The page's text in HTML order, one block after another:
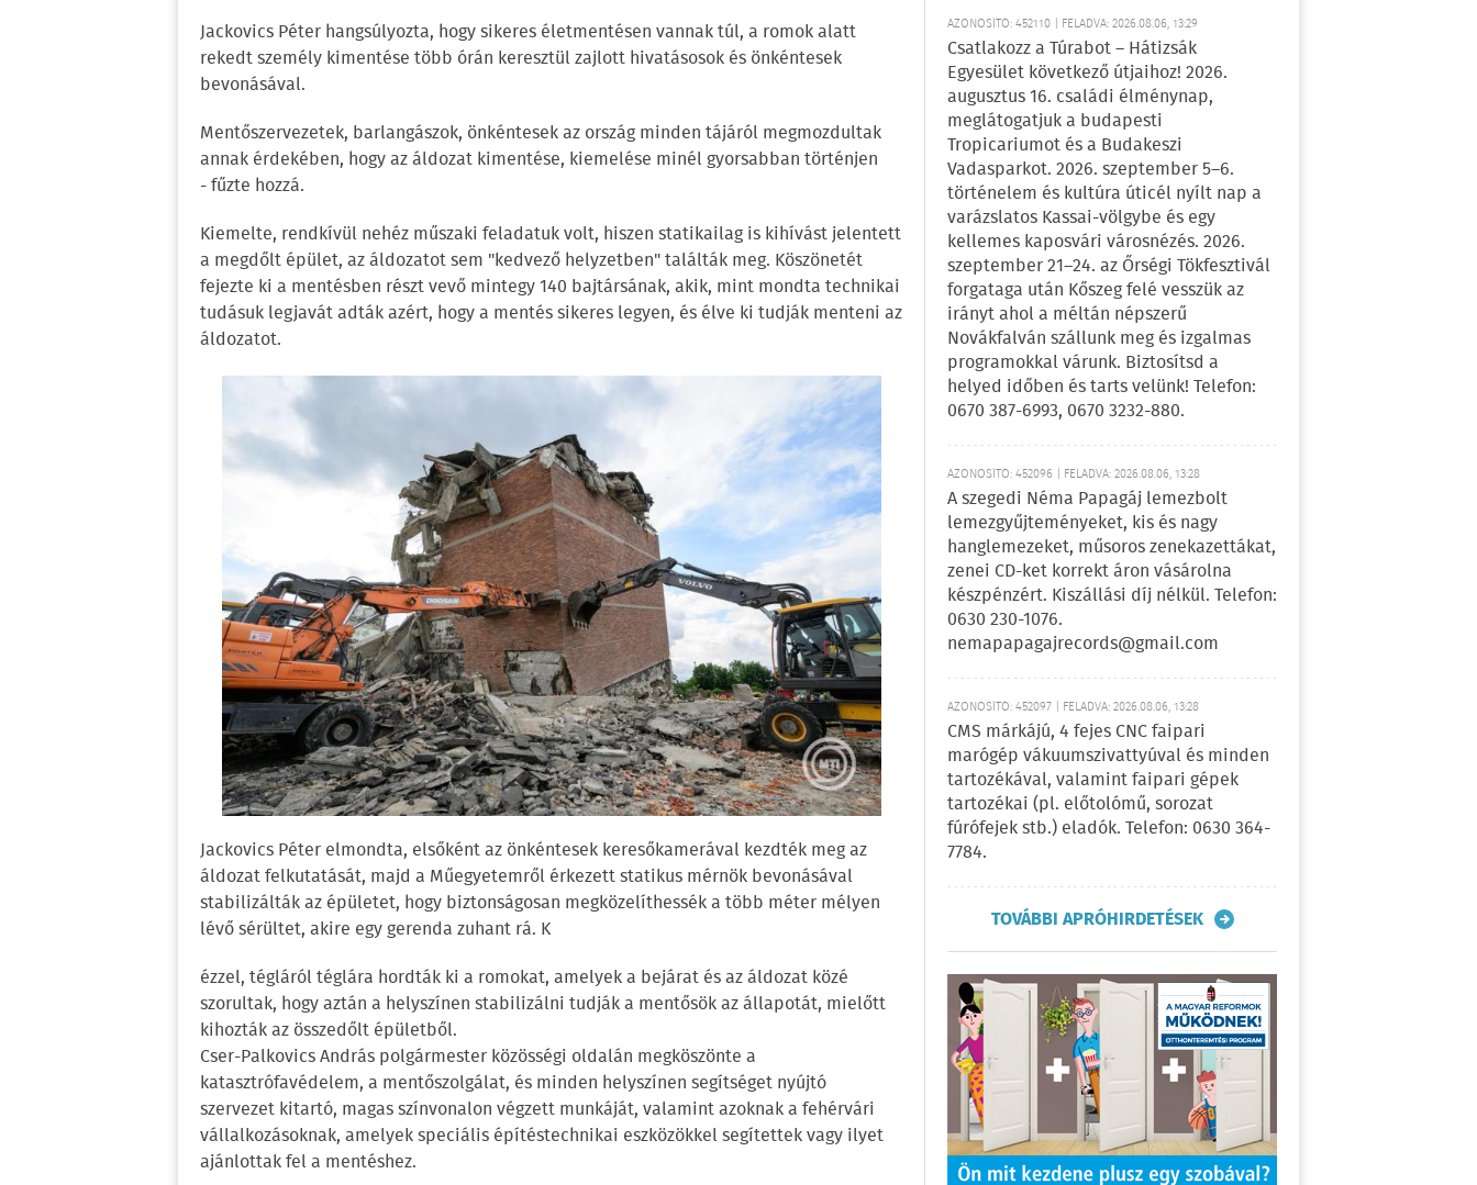
Jackovics Péter hangsúlyozta, hogy sikeres életmentésen vannak túl, a romok alatt
rekedt személy kimentése több órán keresztül zajlott hivatásosok és önkéntesek
bevonásával.
Mentőszervezetek, barlangászok, önkéntesek az ország minden tájáról megmozdultak
annak érdekében, hogy az áldozat kimentése, kiemelése minél gyorsabban történjen
- fűzte hozzá.
Kiemelte, rendkívül nehéz műszaki feladatuk volt, hiszen statikailag is kihívást jelentett
a megdőlt épület, az áldozatot sem "kedvező helyzetben" találták meg. Köszönetét
fejezte ki a mentésben részt vevő mintegy 140 bajtársának, akik, mint mondta technikai
tudásuk legjavát adták azért, hogy a mentés sikeres legyen, és élve ki tudják menteni az
áldozatot.
Jackovics Péter elmondta, elsőként az önkéntesek keresőkamerával kezdték meg az
áldozat felkutatását, majd a Műegyetemről érkezett statikus mérnök bevonásával
stabilizálták az épületet, hogy biztonságosan megközelíthessék a több méter mélyen
lévő sérültet, akire egy gerenda zuhant rá. K
ézzel, tégláról téglára hordták ki a romokat, amelyek a bejárat és az áldozat közé
szorultak, hogy aztán a helyszínen stabilizálni tudják a mentősök az állapotát, mielőtt
kihozták az összedőlt épületből.
Cser-Palkovics András polgármester közösségi oldalán megköszönte a
katasztrófavédelem, a mentőszolgálat, és minden helyszínen segítséget nyújtó
szervezet kitartó, magas színvonalon végzett munkáját, valamint azoknak a fehérvári
vállalkozásoknak, amelyek speciális építéstechnikai eszközökkel segítettek vagy ilyet
ajánlottak fel a mentéshez.
AZONOSÍTÓ: 452110 | FELADVA: 2026.08.06, 13:29
Csatlakozz a Túrabot – Hátizsák
Egyesület következő útjaihoz! 2026.
augusztus 16. családi élménynap,
meglátogatjuk a budapesti
Tropicariumot és a Budakeszi
Vadasparkot. 2026. szeptember 5–6.
történelem és kultúra úticél nyílt nap a
varázslatos Kassai-völgybe és egy
kellemes kaposvári városnézés. 2026.
szeptember 21–24. az Őrségi Tökfesztivál
forgataga után Kőszeg felé vesszük az
irányt ahol a méltán népszerű
Novákfalván szállunk meg és izgalmas
programokkal várunk. Biztosítsd a
helyed időben és tarts velünk! Telefon:
0670 387-6993, 0670 3232-880.
AZONOSÍTÓ: 452096 | FELADVA: 2026.08.06, 13:28
A szegedi Néma Papagáj lemezbolt
lemezgyűjteményeket, kis és nagy
hanglemezeket, műsoros zenekazettákat,
zenei CD-ket korrekt áron vásárolna
készpénzért. Kiszállási díj nélkül. Telefon:
0630 230-1076.
nemapapagajrecords@gmail.com
AZONOSÍTÓ: 452097 | FELADVA: 2026.08.06, 13:28
CMS márkájú, 4 fejes CNC faipari
marógép vákuumszivattyúval és minden
tartozékával, valamint faipari gépek
tartozékai (pl. előtolómű, sorozat
fúrófejek stb.) eladók. Telefon: 0630 364-
7784.
TOVÁBBI APRÓHIRDETÉSEK